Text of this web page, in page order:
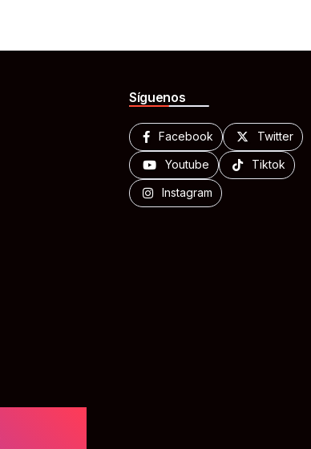
Síguenos
Facebook Twitter
Youtube Tiktok
Instagram